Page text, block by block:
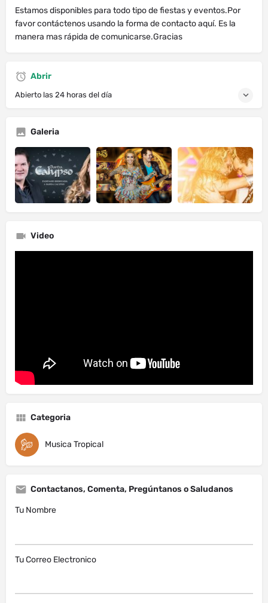
Estamos disponibles para todo tipo de fiestas y eventos.Por
favor contáctenos usando la forma de contacto aquí. Es la
manera mas rápida de comunicarse.Gracias
Abrir
Abierto las 24 horas del día
Galeria
Video
Categoria
Musica Tropical
Contactanos, Comenta, Pregúntanos o Saludanos
Tu Nombre
Tu Correo Electronico